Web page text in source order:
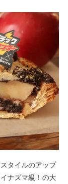
タイルのアップ
ナズマ級！の大